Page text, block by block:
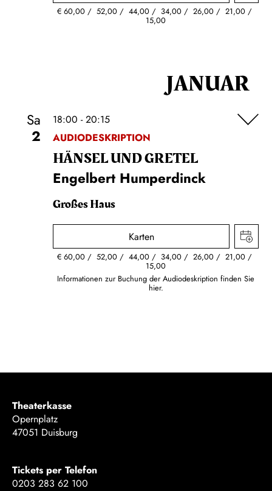
€60,00 52,00 44,00 34,00 26,00 21,00
15,00
JANUAR
Sa
2
18:00 - 20:15
AUDIODESKRIPTION
HÄNSEL UND GRETEL
Engelbert Humperdinck
Großes Haus
Karten
€60,00 52,00 44,00 34,00 26,00 21,00
15,00
Informationen zur Buchung der Audiodeskription finden Sie
hier.
Theaterkasse
Opernplatz
47051 Duisburg
Tickets per Telefon
0203 283 62 100